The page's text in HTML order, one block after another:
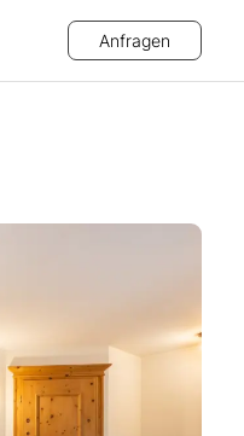
Anfragen